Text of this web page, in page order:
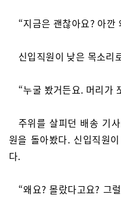
“지금은 괜찮아요? 아깐
신입직원이 낮은 목소리
“누굴 봤거든요. 머리가
주위를 살피던 배송 기
원을 돌아봤다. 신입직원
다.
“왜요? 몰랐다고요? 그